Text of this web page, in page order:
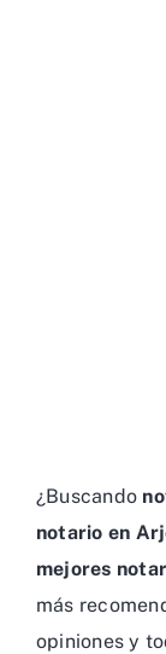
¿Buscando
notario en
mejores
más
opiniones y